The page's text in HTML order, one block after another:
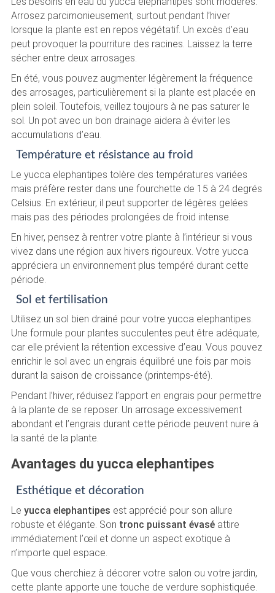
Arrosez parcimonieusement, surtout pendant l’hiver
lorsque la plante est en repos végétatif. Un excès d’eau
peut provoquer la pourriture des racines. Laissez la terre
sécher entre deux arrosages.
En été, vous pouvez augmenter légèrement la fréquence
des arrosages, particulièrement si la plante est placée en
plein soleil. Toutefois, veillez toujours à ne pas saturer le
sol. Un pot avec un bon drainage aidera à éviter les
accumulations d’eau.
Température et résistance au froid
Le yucca elephantipes tolère des températures variées
mais préfère rester dans une fourchette de 15 à 24 degrés
Celsius. En extérieur, il peut supporter de légères gelées
mais pas des périodes prolongées de froid intense.
En hiver, pensez à rentrer votre plante à l’intérieur si vous
vivez dans une région aux hivers rigoureux. Votre yucca
appréciera un environnement plus tempéré durant cette
période.
Sol et fertilisation
Utilisez un sol bien drainé pour votre yucca elephantipes.
Une formule pour plantes succulentes peut être adéquate,
car elle prévient la rétention excessive d’eau. Vous pouvez
enrichir le sol avec un engrais équilibré une fois par mois
durant la saison de croissance (printemps-été).
Pendant l’hiver, réduisez l’apport en engrais pour permettre
à la plante de se reposer. Un arrosage excessivement
abondant et l’engrais durant cette période peuvent nuire à
la santé de la plante.
Avantages du yucca elephantipes
Esthétique et décoration
Le yucca elephantipes est apprécié pour son allure
robuste et élégante. Son tronc puissant évaséattire
immédiatement l’œil et donne un aspect exotique à
n’importe quel espace.
Que vous cherchiez à décorer votre salon ou votre jardin,
cette plante apporte une touche de verdure sophistiquée.